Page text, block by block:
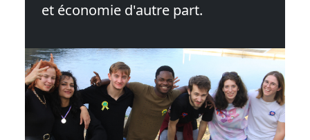
et économie d'autre part.